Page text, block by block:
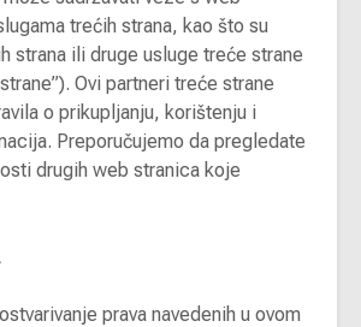
trećih strana, kao što su
strana ili druge usluge treće strane
Ovi partneri treće strane
o prikupljanju, korištenju i
Preporučujemo da pregledate
drugih web stranica koje
prava navedenih u ovom